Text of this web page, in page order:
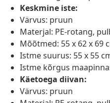
Keskmine iste:
Värvus: pruun
Materjal: PE-rotang,
Mõõtmed: 55 x 62 x 69
Istme suurus: 55 x 55
Istme kõrgus
Käetoega diivan:
Värvus: pruun